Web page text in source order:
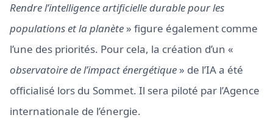
Rendre l’intelligence artificielle durable pour les
populations et la planète » figure également comme
l’une des priorités. Pour cela, la création d’un «
observatoire de l’impact énergétique » de l’IA a été
officialisé lors du Sommet. Il sera piloté par l’Agence
internationale de l’énergie.